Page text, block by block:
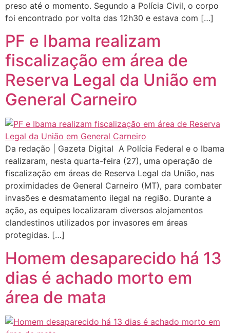
preso até o momento. Segundo a Polícia Civil, o corpo
foi encontrado por volta das 12h30 e estava com […]
PF e Ibama realizam
fiscalização em área de
Reserva Legal da União em
General Carneiro
Da redação | Gazeta Digital A Polícia Federal e o Ibama
realizaram, nesta quarta-feira (27), uma operação de
fiscalização em áreas de Reserva Legal da União, nas
proximidades de General Carneiro (MT), para combater
invasões e desmatamento ilegal na região. Durante a
ação, as equipes localizaram diversos alojamentos
clandestinos utilizados por invasores em áreas
protegidas. […]
Homem desaparecido há 13
dias é achado morto em
área de mata